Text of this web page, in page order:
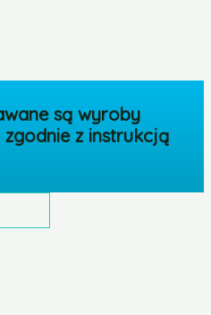
są wyroby
z instrukcją